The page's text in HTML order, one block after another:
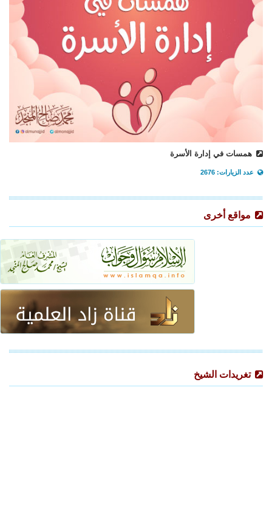
همسات في إدارة الأسرة
عدد الزيارات: 2676
مواقع أخرى
تغريدات الشيخ